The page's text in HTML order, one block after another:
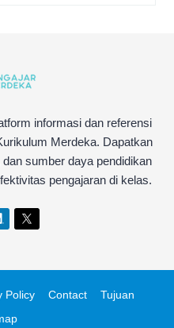
informasi dan referensi
Merdeka. Dapatkan
sumber daya pendidikan
pengajaran di kelas.
Policy Contact
Tujuan